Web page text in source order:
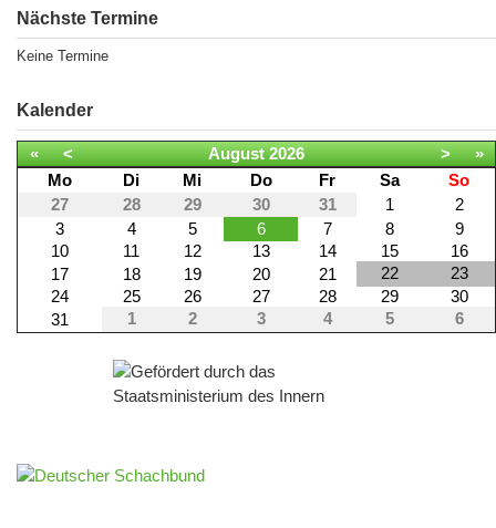
Nächste Termine
Keine Termine
Kalender
« < August 2026 >
»
Mo
Di Mi Do Fr Sa
So
27
28 29 30 31 1
2
3
4 5 6 7 8
9
10
11 12 13 14 15
16
17
18 19 20 21 22
23
24
25 26 27 28 29
30
31
1 2 3 4 5 6